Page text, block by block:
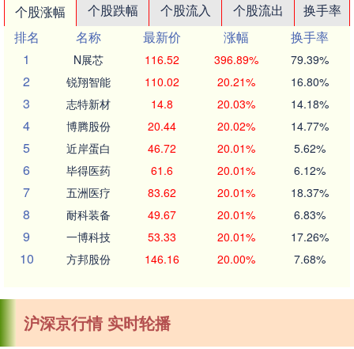
个股涨幅 个股跌幅 个股流入 个股流出
换手率
排名
名称 最新价 涨幅
换手率
1
N展芯 116.52 396.89% 79.39%
2 锐翔智能 110.02 20.21% 16.80%
3 志特新材 14.8 20.03% 14.18%
4 博腾股份 20.44 20.02% 14.77%
5 近岸蛋白 46.72 20.01% 5.62%
6 毕得医药 61.6 20.01% 6.12%
7 五洲医疗 83.62 20.01% 18.37%
8 耐科装备 49.67 20.01% 6.83%
9 一博科技 53.33 20.01% 17.26%
10 方邦股份 146.16 20.00% 7.68%
沪深京行情 实时轮播